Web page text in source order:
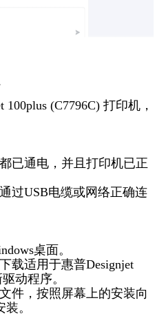
(C7796C) 打印机，
已通电，并且打印机已正
过USB电缆或网络正确连
桌面。
载适用于惠普Designjet
动程序。
件，按照屏幕上的安装向
。